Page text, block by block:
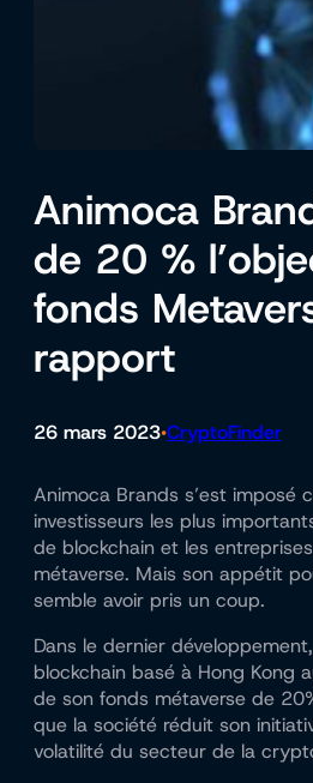
Animoca
de 20 %
fonds
rapport
26 mars 2023•CryptoFinder
Animoca Brands s’est imposé
investisseurs les plus
de blockchain et les
métaverse. Mais son appétit
semble avoir pris un coup.
Dans le dernier
blockchain basé à Hong Kong
de son fonds métaverse de
que la société réduit son
volatilité du secteur de la